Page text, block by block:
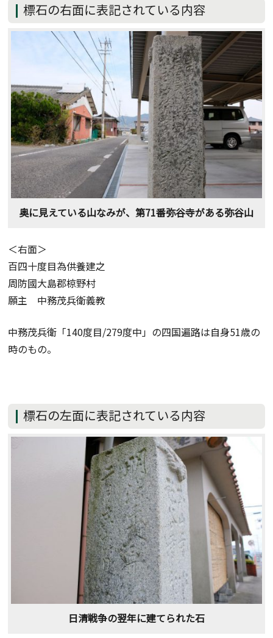
標石の右面に表記されている内容
奥に見えている山なみが、第71番弥谷寺がある弥谷山
＜右面＞
百四十度目為供養建之
周防國大島郡椋野村
願主 中務茂兵衛義教
中務茂兵衛「140度目/279度中」の四国遍路は自身51歳の
時のもの。
標石の左面に表記されている内容
日清戦争の翌年に建てられた石